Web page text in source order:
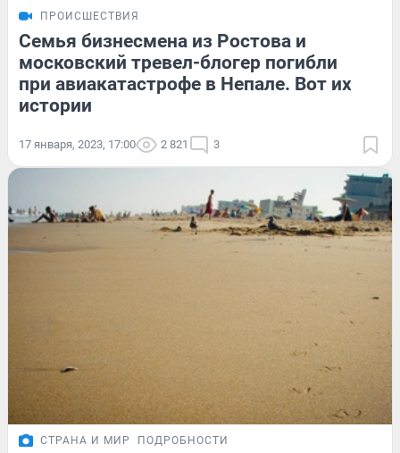
ПРОИСШЕСТВИЯ
Семья бизнесмена из Ростова и
московский тревел-блогер погибли
при авиакатастрофе в Непале. Вот их
истории
17 января, 2023, 17:00 2 821 3
СТРАНА И МИР ПОДРОБНОСТИ